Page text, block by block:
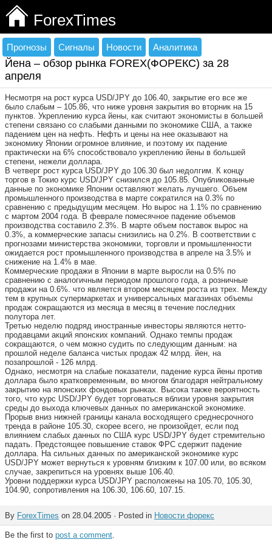
ForexTimes
Прогнозы Сигналы Новости Аналитика
Йена – обзор рынка FOREX(ФОРЕКС) за 28
апреля
Несмотря на рост курса USD/JPY до 106.40, закрытие его все же
было слабым – 105.86, что ниже уровня закрытия во вторник на 15
пунктов. Укреплению курса йены, как считают экономисты в большей
степени связано со слабыми данными по экономике США, а также
падением цен на нефть. Нефть и цены на нее оказывают на
экономику Японии огромное влияние, и поэтому их падение
практически на 6% способствовало укреплению йены в большей
степени, нежели доллара.
В четверг рост курса USD/JPY до 106.30 был недолгим. К концу
торгов в Токио курс USD/JPY снизился до 105.85. Опубликованные
данные по экономике Японии оставляют желать лучшего. Объем
промышленного производства в марте сократился на 0.3% по
сравнению с предыдущим месяцем. Но вырос на 1.1% по сравнению
с мартом 2004 года. В феврале помесячное падение объемов
производства составило 2.3%. В марте объем поставок вырос на
0.3%, а коммерческие запасы снизились на 0.2%. В соответствии с
прогнозами министерства экономики, торговли и промышленности
ожидается рост промышленного производства в апреле на 3.5% и
снижение на 1.4% в мае.
Коммерческие продажи в Японии в марте выросли на 0.5% по
сравнению с аналогичным периодом прошлого года, а розничные
продажи на 0.6%. что является втором месяцем роста из трех. Между
тем в крупных супермаркетах и универсальных магазинах объемы
продаж сокращаются из месяца в месяц в течение последних
полутора лет.
Третью неделю подряд иностранные инвесторы являются нетто-
продавцами акций японских компаний. Однако темпы продаж
сокращаются, о чем можно судить по следующим данным: на
прошлой неделе баланса чистых продаж 42 млрд. йен, на
позапрошлой - 126 млрд.
Однако, несмотря на слабые показатели, падение курса йены против
доллара было кратковременным, во многом благодаря нейтральному
закрытию на японских фондовых рынках. Высока также вероятность
того, что курс USD/JPY будет торговаться вблизи уровня закрытия
среды до выхода ключевых данных по американской экономике.
Прорыв вниз нижней границы канала восходящего среднесрочного
тренда в районе 105.30, скорее всего, не произойдет, если под
влиянием слабых данных по США курс USD/JPY будет стремительно
падать. Предстоящее повышение ставок ФРС сдержит падение
доллара. На сильных данных по американской экономике курс
USD/JPY может вернуться к уровням близким к 107.00 или, во всяком
случае, закрепиться на уровнях выше 106.40.
Уровни поддержки курса USD/JPY расположены на 105.70, 105.30,
104.90, сопротивления на 106.30, 106.60, 107.15.
By ForexTimes on 28.04.2005 · Posted in Новости форекс
Be the first to post a comment.